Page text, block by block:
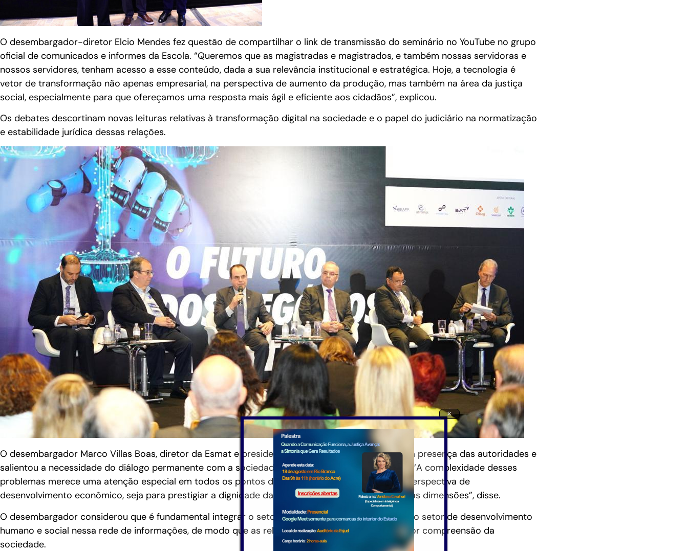
O desembargador-diretor Elcio Mendes fez questão de compartilhar o link de transmissão do seminário no YouTube no grupo
oficial de comunicados e informes da Escola. “Queremos que as magistradas e magistrados, e também nossas servidoras e
nossos servidores, tenham acesso a esse conteúdo, dada a sua relevância institucional e estratégica. Hoje, a tecnologia é
vetor de transformação não apenas empresarial, na perspectiva de aumento da produção, mas também na área da justiça
social, especialmente para que ofereçamos uma resposta mais ágil e eficiente aos cidadãos”, explicou.
Os debates descortinam novas leituras relativas à transformação digital na sociedade e o papel do judiciário na normatização
e estabilidade jurídica dessas relações.
O desembargador Marco Villas Boas, diretor da Esmat e presidente do Copedem, agradeceu pela presença das autoridades e
salientou a necessidade do diálogo permanente com a sociedade nos mais diversos segmentos. “A complexidade desses
problemas merece uma atenção especial em todos os pontos de vista, seja para oferecer uma perspectiva de
desenvolvimento econômico, seja para prestigiar a dignidade da pessoa humana em todas as suas dimensões”, disse.
O desembargador considerou que é fundamental integrar o setor produtivo, a área econômica e o setor de desenvolvimento
humano e social nessa rede de informações, de modo que as relações e debates favoreçam maior compreensão da
sociedade.
×